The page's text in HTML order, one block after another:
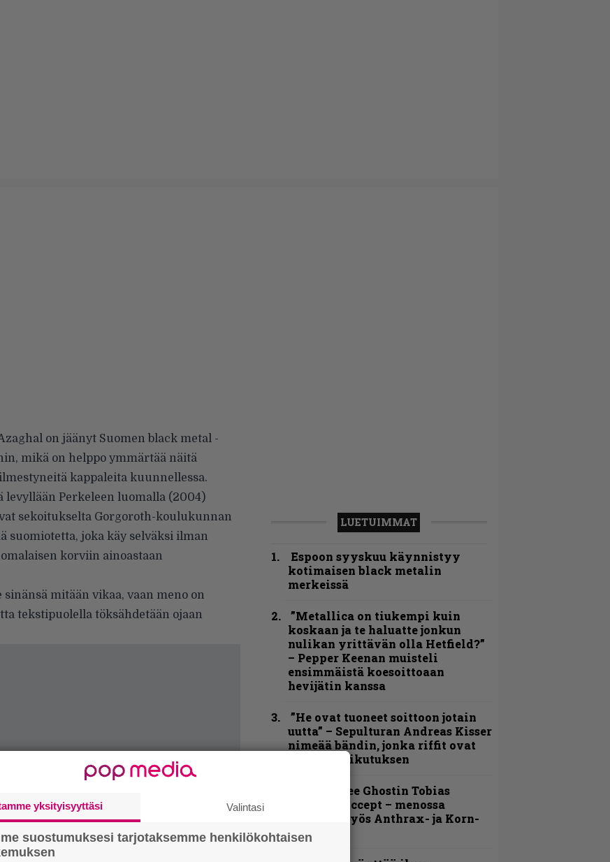
on jäänyt Suomen black metal -
mikä on helppo ymmärtää näitä
kappaleita kuunnellessa.
levyllään Perkeleen luomalla (2004)
sekoitukselta Gorgoroth-koulukunnan
suomiotetta, joka käy selväksi ilman
korviin ainoastaan
mitään vikaa, vaan meno on
tekstipuolella töksähdetään ojaan
LUETUIMMAT
Espoon syyskuu käynnistyy
kotimaisen black metalin
merkeissä
”Metallica on tiukempi kuin
koskaan ja te haluatte jonkun
nulikan yrittävän olla Hetfield?”
– Pepper Keenan muisteli
ensimmäistä koesoittoaan
hevijätin kanssa
”He ovat tuoneet soittoon jotain
uutta” – Sepulturan Andreas Kisser
nimeää bändin, jonka riffit ovat
tehneet vaikutuksen
Näin lähtee Ghostin Tobias
Forgelta Accept – menossa
mukana myös Anthrax- ja Korn-
miehistöä
yksityisyyttäsi Valintasi
suostumuksesi tarjotaksemme henkilökohtaisen